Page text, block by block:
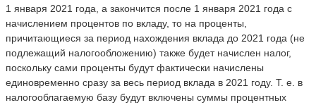
1 января 2021 года, а закончится после 1 января 2021 года с
начислением процентов по вкладу, то на проценты,
причитающиеся за период нахождения вклада до 2021 года (не
подлежащий налогообложению) также будет начислен налог,
поскольку сами проценты будут фактически начислены
единовременно сразу за весь период вклада в 2021 году. Т. е. в
налогооблагаемую базу будут включены суммы процентных